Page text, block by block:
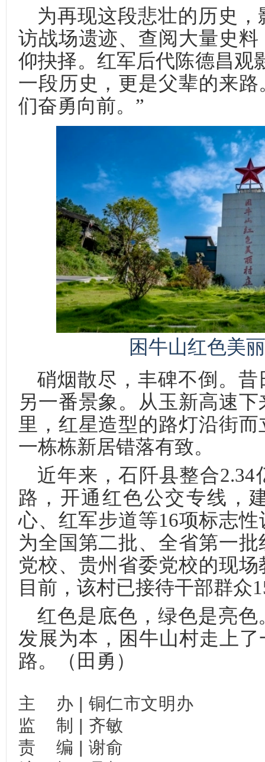
为再现这段悲壮的历史
访战场遗迹、查阅大量史
仰抉择。红军后代陈德昌观
一段历史，更是父辈的来
们奋勇向前。”
困牛山红色美
硝烟散尽，丰碑不倒。
另一番景象。从玉新高速
里，红星造型的路灯沿街
一栋栋新居错落有致。
近年来，石阡县整合
路，开通红色公交专线，
心、红军步道等16项标志
为全国第二批、全省第一
党校、贵州省委党校的现
目前，该村已接待干部群众
红色是底色，绿色是亮
发展为本，困牛山村走上
路。（田勇）
主 办 | 铜仁市文明办
监
制 | 齐敏
责
编 | 谢俞